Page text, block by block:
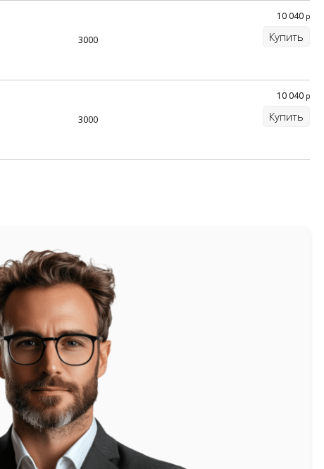
3000
10 040 р
Купить
3000
10 040 р
Купить